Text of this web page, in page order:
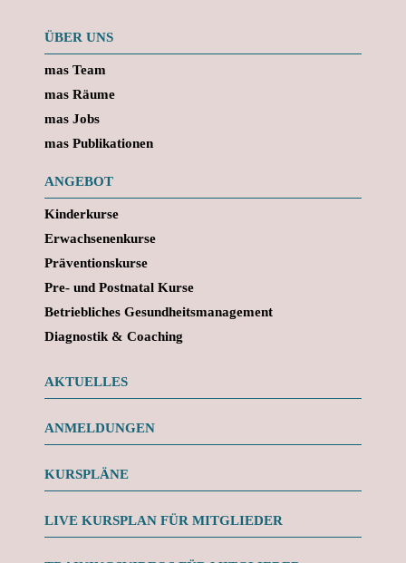
ÜBER UNS
mas Team
mas Räume
mas Jobs
mas Publikationen
ANGEBOT
Kinderkurse
Erwachsenenkurse
Präventionskurse
Pre- und Postnatal Kurse
Betriebliches Gesundheitsmanagement
Diagnostik & Coaching
AKTUELLES
ANMELDUNGEN
KURSPLÄNE
LIVE KURSPLAN FÜR MITGLIEDER